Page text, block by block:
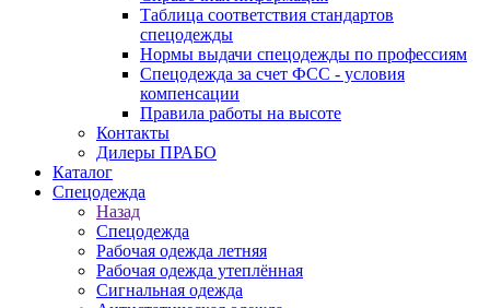
Таблица соответствия стандартов
спецодежды
Нормы выдачи спецодежды по профессиям
Спецодежда за счет ФСС - условия
компенсации
Правила работы на высоте
Контакты
Дилеры ПРАБО
Каталог
Спецодежда
Назад
Спецодежда
Рабочая одежда летняя
Рабочая одежда утеплённая
Сигнальная одежда